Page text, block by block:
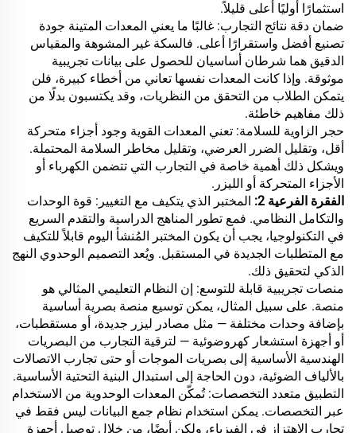
استثمارًا أوليًا أعلى قليلاً.
ضمان دقة نتائج التجارب: غالبًا ما يعني المعدات المتينة جودة
تصنيع أفضل واستقرارًا أعلى. فالسكة غير المشوهة والمقياس
الدقيق هما شرطان أساسيان للحصول على بيانات تجريبية
موثوقة. وإذا كانت المعدات نفسها تعاني من أخطاء كبيرة، فلن
يتمكن الطلاب من التحقق من النظريات، وقد يكتسبون بدلًا من
ذلك مفاهيم خاطئة.
حجر الزاوية للسلامة: تعني المعدات القوية وجود أجزاء متحركة
أقل، وتقليل الضرر العرضي، وتقليل مخاطر السلامة المحتملة.
ويشكل ذلك أهمية خاصة في التجارب التي تتضمن الكهرباء أو
الأجزاء المتحركة أو الليزر.
الفقرة الفرعية 2:
المختبر الذي يتكيف مع التغيير: قوة الوحدات
والتكامل النظامي. فمع تطور المناهج الدراسية والتقدم السريع
في التكنولوجيا، يجب أن يكون المختبر المُنشأ اليوم قابلاً للتكيف
مع المتطلبات الجديدة في المستقبل. ويُعد التصميم الوحدوي النهج
الذكي لتحقيق ذلك.
منصات تجريبية قابلة للتوسع: إن النظام التعليمي المثالي هو
منصة. على سبيل المثال، يمكن توسيع منصة بصرية أساسية
بإضافة وحدات مختلفة — مثل مصادر ليزر جديدة، أو مستقطبات،
أو أجهزة استشعار كهروضوئية — لترقية التجارب من البصريات
الهندسية الأساسية إلى بصريات الموجات أو حتى تجارب الاتصالات
بالألياف الضوئية، دون الحاجة إلى استبدال البنية التحتية الأساسية.
التطبيق متعدد التخصصات: تُمكّن المعدات الوحدوية من الاستخدام
عبر التخصصات. يمكن استخدام نظام جمع البيانات ليس فقط في
تجارب الاهتزاز في الفيزياء، ولكن أيضًا، من خلال توصيل أجهزة